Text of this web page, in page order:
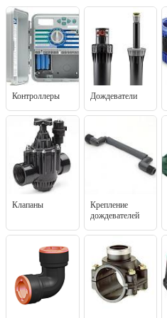
Контроллеры Дождеватели
Клапаны
Крепление
дождевателей